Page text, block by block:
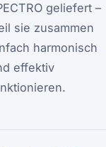
geliefert –
sie zusammen
harmonisch
effektiv